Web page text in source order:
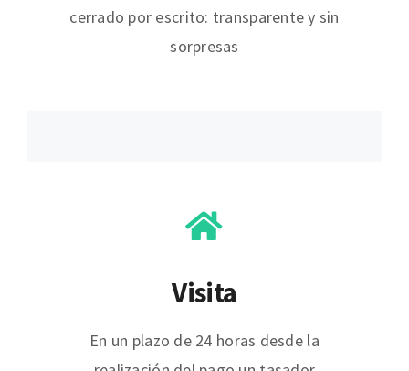
cerrado por escrito: transparente y sin
sorpresas
Visita
En un plazo de 24 horas desde la